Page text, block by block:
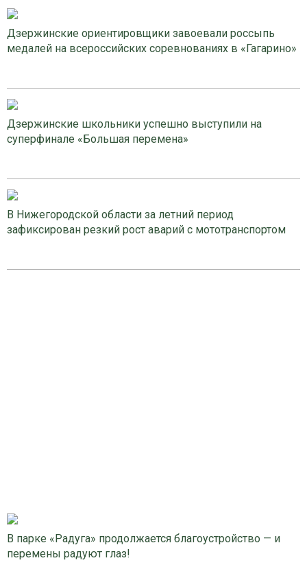
Дзержинские ориентировщики завоевали россыпь
медалей на всероссийских соревнованиях в «Гагарино»
Дзержинские школьники успешно выступили на
суперфинале «Большая перемена»
В Нижегородской области за летний период
зафиксирован резкий рост аварий с мототранспортом
В парке «Радуга» продолжается благоустройство — и
перемены радуют глаз!